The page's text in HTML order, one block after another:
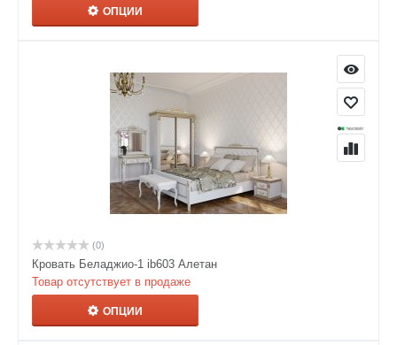
ОПЦИИ
(0)
Кровать Беладжио-1 ib603 Алетан
Товар отсутствует в продаже
ОПЦИИ